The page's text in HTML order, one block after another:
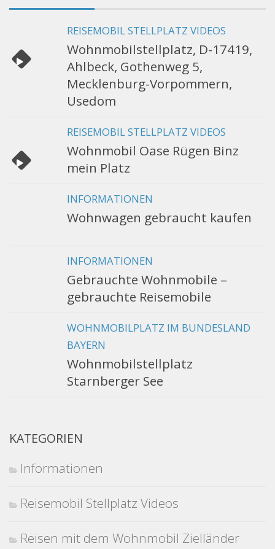
REISEMOBIL STELLPLATZ VIDEOS
Wohnmobilstellplatz, D-17419,
Ahlbeck, Gothenweg 5,
Mecklenburg-Vorpommern,
Usedom
REISEMOBIL STELLPLATZ VIDEOS
Wohnmobil Oase Rügen Binz
mein Platz
INFORMATIONEN
Wohnwagen gebraucht kaufen
INFORMATIONEN
Gebrauchte Wohnmobile –
gebrauchte Reisemobile
WOHNMOBILPLATZ IM BUNDESLAND
BAYERN
Wohnmobilstellplatz
Starnberger See
KATEGORIEN
Informationen
Reisemobil Stellplatz Videos
Reisen mit dem Wohnmobil Zielländer